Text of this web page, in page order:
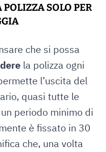
SOLO PER
che si possa
la polizza ogni
l’uscita del
quasi tutte le
periodo minimo di
è fissato in 30
che, una volta